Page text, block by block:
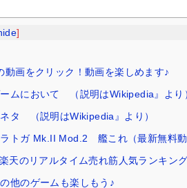
]
動画をクリック！動画を楽しめます♪
ムにおいて （説明はWikipedia』より
タ （説明はWikipedia』より）
トガ Mk.II Mod.2 艦これ（最新無料動
天のリアルタイム売れ筋人気ランキン
他のゲームも楽しもう♪